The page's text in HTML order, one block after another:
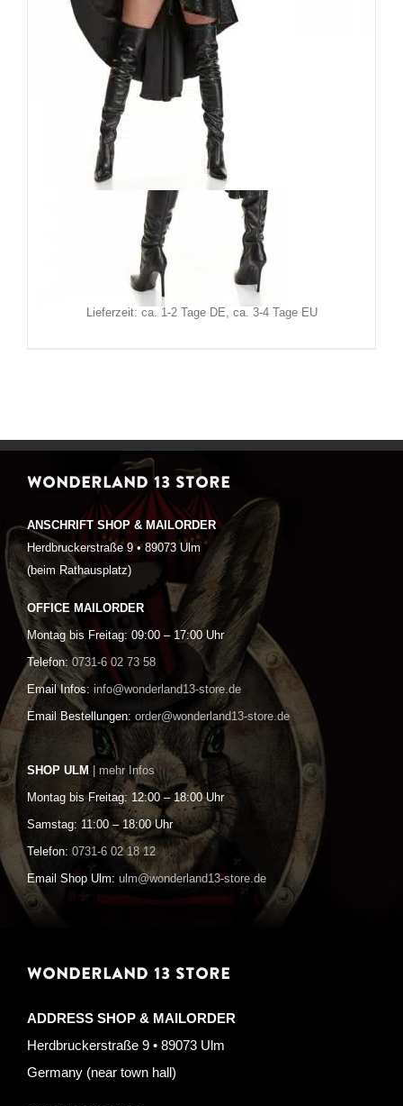
Demoniq Rock Benedetta
Lieferzeit: ca. 1-2 Tage DE, ca. 3-4 Tage EU
WONDERLAND 13 STORE
ANSCHRIFT SHOP & MAILORDER
Herdbruckerstraße 9 • 89073 Ulm
(beim Rathausplatz)
OFFICE MAILORDER
Montag bis Freitag: 09:00 – 17:00 Uhr
Telefon: 0731-6 02 73 58
Email Infos: info@wonderland13-store.de
Email Bestellungen: order@wonderland13-store.de
SHOP ULM | mehr Infos
Montag bis Freitag: 12:00 – 18:00 Uhr
Samstag: 11:00 – 18:00 Uhr
Telefon: 0731-6 02 18 12
Email Shop Ulm: ulm@wonderland13-store.de
WONDERLAND 13 STORE
ADDRESS SHOP & MAILORDER
Herdbruckerstraße 9 • 89073 Ulm
Germany (near town hall)